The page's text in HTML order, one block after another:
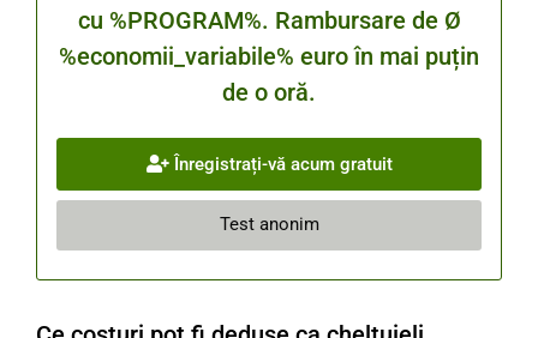
cu %PROGRAM%. Rambursare de Ø
%economii_variabile% euro în mai puțin
de o oră.
Înregistrați-vă acum gratuit
Test anonim